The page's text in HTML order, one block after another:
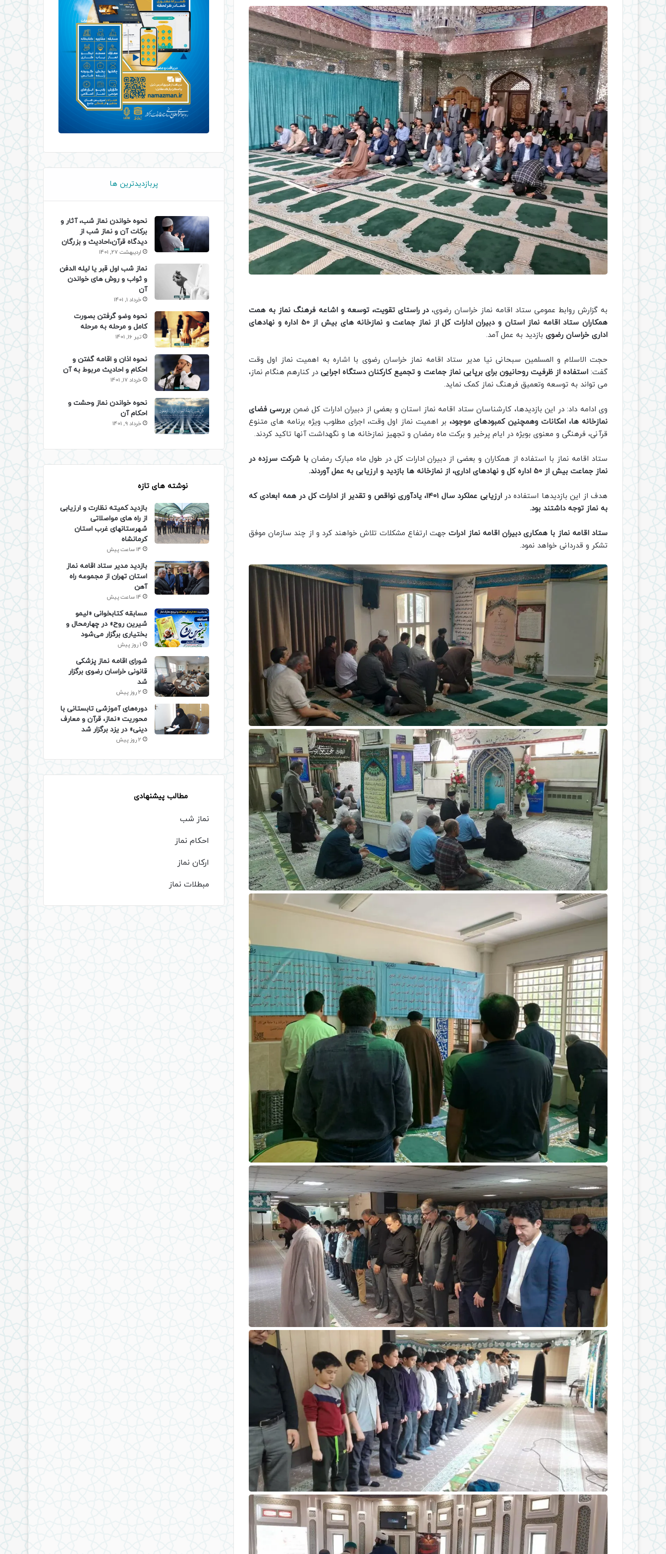
به گزارش روابط عمومی ستاد اقامه نماز خراسان رضوی،در راستای تقویت، توسعه و اشاعه فرهنگ نماز به همت
همکاران ستاد اقامه نماز استان و دبیران ادارات کل از نماز جماعت و نمازخانه های بیش از 50 اداره و نهادهای
اداری خراسان رضوی بازدید به عمل آمد.
حجت الاسلام و المسلمین سبحانی نیا مدیر ستاد اقامه نماز خراسان رضوی با اشاره به اهمیت نماز اول وقت
گفت:استفاده از ظرفیت روحانیون برای برپایی نماز جماعت و تجمیع کارکنان دستگاه اجراییدر کنارهم هنگام نماز،
می تواند به توسعه وتعمیق فرهنگ نماز کمک نماید.
وی ادامه داد: در این بازدیدها، کارشناسان ستاد اقامه نماز استان و بعضی از دبیران ادارات کل ضمن بررسی فضای
نمازخانه ها، امکانات وهمچنین کمبودهای موجود، بر اهمیت نماز اول وقت، اجرای مطلوب ویژه برنامه های متنوع
قرآنی، فرهنگی و معنوی بویژه در ایام پرخیر و برکت ماه رمضان و تجهیز نمازخانه ها و نگهداشت آنها تاکید کردند.
ستاد اقامه نماز با استفاده از همکاران و بعضی از دبیران ادارات کل در طول ماه مبارک رمضانبا شرکت سرزده در
نماز جماعت بیش از 50 اداره کل و نهادهای اداری، از نمازخانه ها بازدید و ارزیابی به عمل آوردند.
هدف از این بازدیدها استفاده در
ارزیابی عملکرد سال 1401، یادآوری نواقص و تقدیر از ادارات کل در همه ابعادی که
به نماز توجه داشتند بود.
ستاد اقامه نماز با همکاری دبیران اقامه نماز ادراتجهت ارتفاع مشکلات تلاش خواهند کرد و از چند سازمان موفق
تشکر و قدردانی خواهد نمود.
پربازدیدترین ها
نحوه خواندن نماز شب، آثار و
برکات آن و نماز شب از
دیدگاه قرآن،احادیث و بزرگان
اردیبهشت 27, 1401
نماز شب اول قبر یا لیله الدفن
و ثواب و روش های خواندن
آن
خرداد 1, 1401
نحوه وضو گرفتن بصورت
کامل و مرحله به مرحله
تیر 16, 1401
نحوه اذان و اقامه گفتن و
احکام و احادیث مربوط به آن
خرداد 17, 1401
نحوه خواندن نماز وحشت و
احکام آن
خرداد 9, 1401
نوشته های تازه
بازدید کمیته نظارت و ارزیابی
از راه های مواصلاتی
شهرستانهای غرب استان
کرمانشاه
14 ساعت پیش
بازدید مدیر ستاد اقامه نماز
استان تهران از مجموعه راه
آهن
14 ساعت پیش
مسابقه کتابخوانی «لیمو
شیرین روح» در چهارمحال و
بختیاری برگزار می‌شود
1 روز پیش
شورای اقامه نماز پزشکی
قانونی خراسان رضوی برگزار
شد
2 روز پیش
دوره‌های آموزشی تابستانی با
محوریت «نماز، قرآن و معارف
دینی» در یزد برگزار شد
2 روز پیش
مطالب پیشنهادی
نماز شب
احکام نماز
ارکان نماز
مبطلات نماز